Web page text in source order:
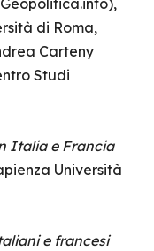
di Roma,
Carteny
Studi
Italia e Francia
Università
e francesi